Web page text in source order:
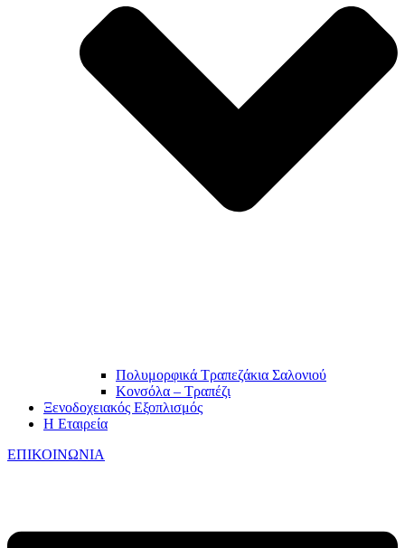
Πολυμορφικά Τραπεζάκια Σαλονιού
Κονσόλα – Τραπέζι
Ξενοδοχειακός Εξοπλισμός
Η Εταιρεία
ΕΠΙΚΟΙΝΩΝΙΑ